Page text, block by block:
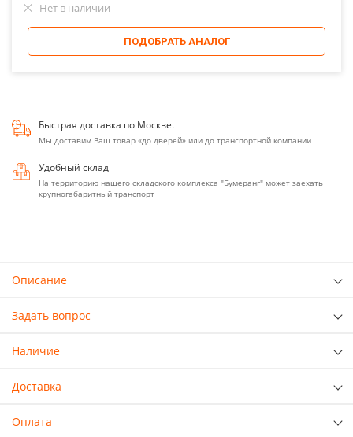
Нет в наличии
ПОДОБРАТЬ АНАЛОГ
Быстрая доставка по Москве.
Мы доставим Ваш товар «до дверей» или до транспортной компании
Удобный склад
На территорию нашего складского комплекса "Бумеранг" может заехать
крупногабаритный транспорт
Описание
Задать вопрос
Наличие
Доставка
Оплата